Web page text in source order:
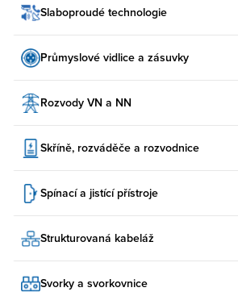
Slaboproudé technologie
Průmyslové vidlice a zásuvky
Rozvody VN a NN
Skříně, rozváděče a rozvodnice
Spínací a jistící přístroje
Strukturovaná kabeláž
Svorky a svorkovnice